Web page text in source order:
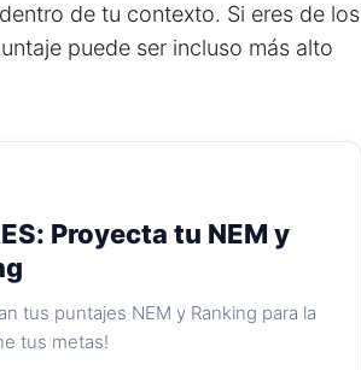
de tu contexto. Si eres de los
puede ser incluso más alto
Proyecta tu NEM y
tus puntajes NEM y Ranking para la
tus metas!